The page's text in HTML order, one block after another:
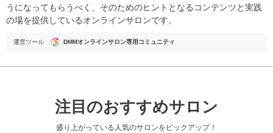
うになってもらうべく、そのためのヒントとなるコンテンツと実践
の場を提供しているオンラインサロンです。
運営ツール DMMオンラインサロン専用コミュニティ
注目のおすすめサロン
盛り上がっている人気のサロンをピックアップ！